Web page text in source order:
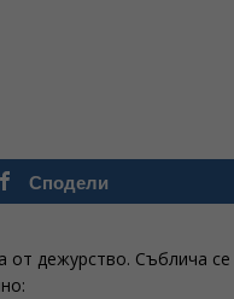
Сподели
от дежурство. Съблича